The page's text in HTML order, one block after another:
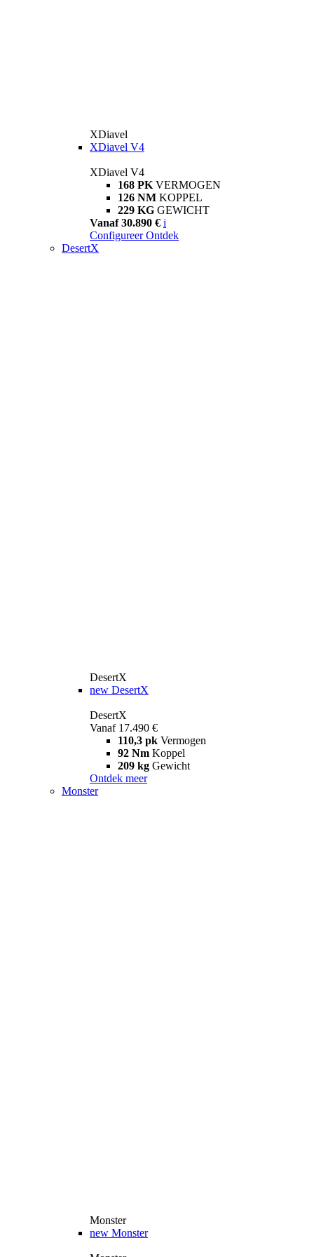
XDiavel
XDiavel V4
XDiavel V4
168 PK VERMOGEN
126 NM KOPPEL
229 KG GEWICHT
Vanaf 30.890 € i
Configureer Ontdek
DesertX
DesertX
new DesertX
DesertX
Vanaf 17.490 €
110,3 pk Vermogen
92 Nm Koppel
209 kg Gewicht
Ontdek meer
Monster
Monster
new Monster